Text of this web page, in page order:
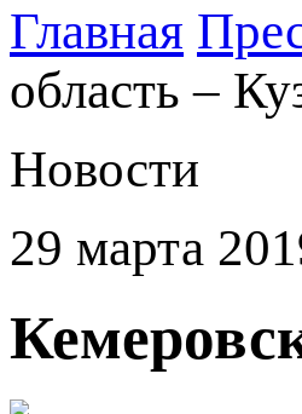
Главная
область –
Новости
29 марта